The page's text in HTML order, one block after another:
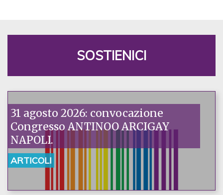
SOSTIENICI
31 agosto 2026: convocazione
Congresso ANTINOO ARCIGAY
NAPOLI.
ARTICOLI